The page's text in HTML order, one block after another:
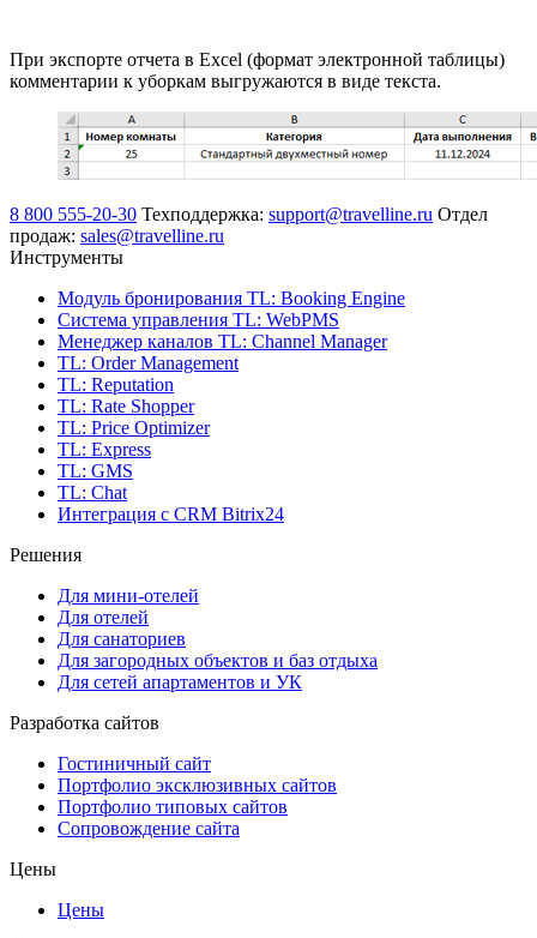
При экспорте отчета в Excel (формат электронной таблицы)
комментарии к уборкам выгружаются в виде текста.
8 800 555-20-30 Техподдержка: support@travelline.ru Отдел
продаж: sales@travelline.ru
Инструменты
Модуль бронирования TL: Booking Engine
Система управления TL: WebPMS
Менеджер каналов TL: Channel Manager
TL: Order Management
TL: Reputation
TL: Rate Shopper
TL: Price Optimizer
TL: Express
TL: GMS
TL: Chat
Интеграция с CRM Bitrix24
Решения
Для мини-отелей
Для отелей
Для санаториев
Для загородных объектов и баз отдыха
Для сетей апартаментов и УК
Разработка сайтов
Гостиничный сайт
Портфолио эксклюзивных сайтов
Портфолио типовых сайтов
Сопровождение сайта
Цены
Цены